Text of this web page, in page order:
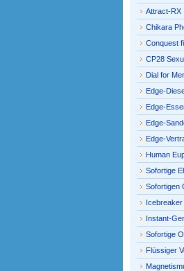
Attract-RX
Chikara
Conquest
CP28
Dial for
Edge-
Edge-
Edge-
Edge-
Human
Sofortige
Sofortigen
Instant-
Sofortige
Flüssiger